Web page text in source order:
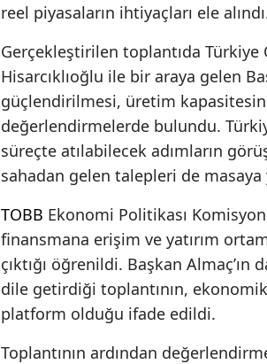
reel piyasaların ihtiyaçları ele
Gerçekleştirilen toplantıda Türkiye
Hisarcıklıoğlu ile bir araya gelen
güçlendirilmesi, üretim
değerlendirmelerde bulundu.
süreçte atılabilecek adımların
sahadan gelen talepleri de masaya
TOBB Ekonomi Politikası
finansmana erişim ve yatırım
çıktığı öğrenildi. Başkan Almaç’ın
dile getirdiği toplantının,
platform olduğu ifade edildi.
Toplantının ardından